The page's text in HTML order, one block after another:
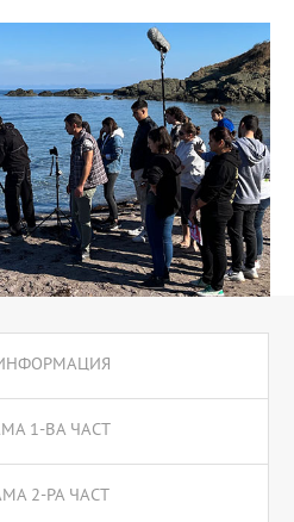
Филмов анализ, Приложни
режисура,
техники за изграждане на
семинари като -
техники,
в натура, Технология на
студиен комплекс. През
се организира в
програмата и извънаудиторни
година програмата предлага
до професионална
1-ВА ЧАСТ
2-РА ЧАСТ